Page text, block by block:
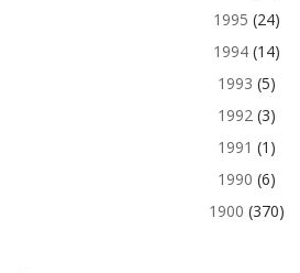
1995 (24)
1994(14)
1993 (5)
1992(3)
1991 (1)
1990 (6)
1900 (370)